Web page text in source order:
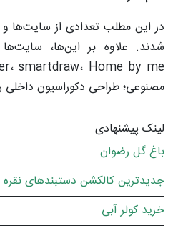
در این مطلب تعدادی از سایت‌ها و
شدند. علاوه بر این‌ها، سایت‌ها
مصنوعی؛ طراحی دکوراسیون داخلی
لینک پیشنهادی
باغ گل رضوان
جدیدترین کالکشن دستبندهای نقره
خرید کولر آبی